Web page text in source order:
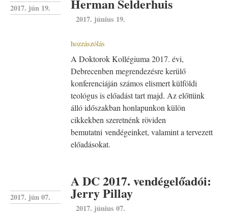
2017. jún 19. Herman Selderhuis
2017. június 19.
hozzászólás
A Doktorok Kollégiuma 2017. évi,
Debrecenben megrendezésre kerülő
konferenciáján számos elismert külföldi
teológus is előadást tart majd. Az előttünk
álló időszakban honlapunkon külön
cikkekben szeretnénk röviden
bemutatni vendégeinket, valamint a tervezett
előadásokat.
2017. jún 07.
A DC 2017. vendégelőadói:
Jerry Pillay
2017. június 07.